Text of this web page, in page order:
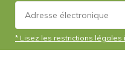
* Lisez les restrictions légales